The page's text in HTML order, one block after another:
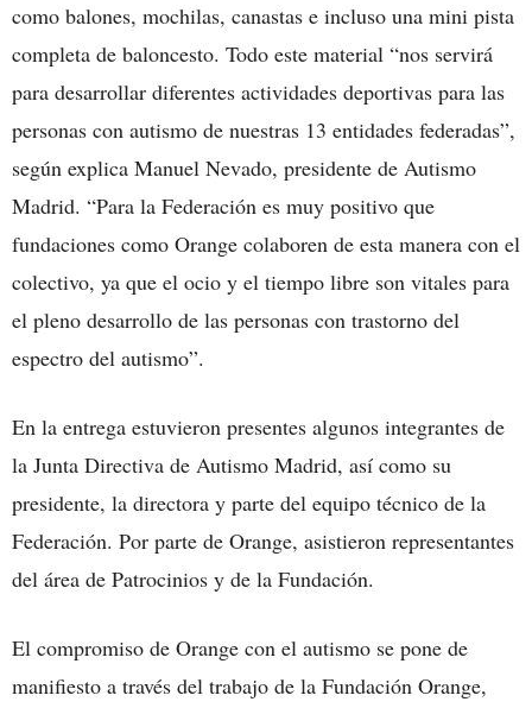
como balones, mochilas, canastas e incluso una mini pista
completa de baloncesto. Todo este material “nos servirá
para desarrollar diferentes actividades deportivas para las
personas con autismo de nuestras 13 entidades federadas”,
según explica Manuel Nevado, presidente de Autismo
Madrid. “Para la Federación es muy positivo que
fundaciones como Orange colaboren de esta manera con el
colectivo, ya que el ocio y el tiempo libre son vitales para
el pleno desarrollo de las personas con trastorno del
espectro del autismo”.
En la entrega estuvieron presentes algunos integrantes de
la Junta Directiva de Autismo Madrid, así como su
presidente, la directora y parte del equipo técnico de la
Federación. Por parte de Orange, asistieron representantes
del área de Patrocinios y de la Fundación.
El compromiso de Orange con el autismo se pone de
manifiesto a través del trabajo de la Fundación Orange,